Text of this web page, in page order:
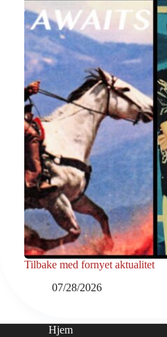
Tilbake med fornyet aktualitet
07/28/2026
Hjem